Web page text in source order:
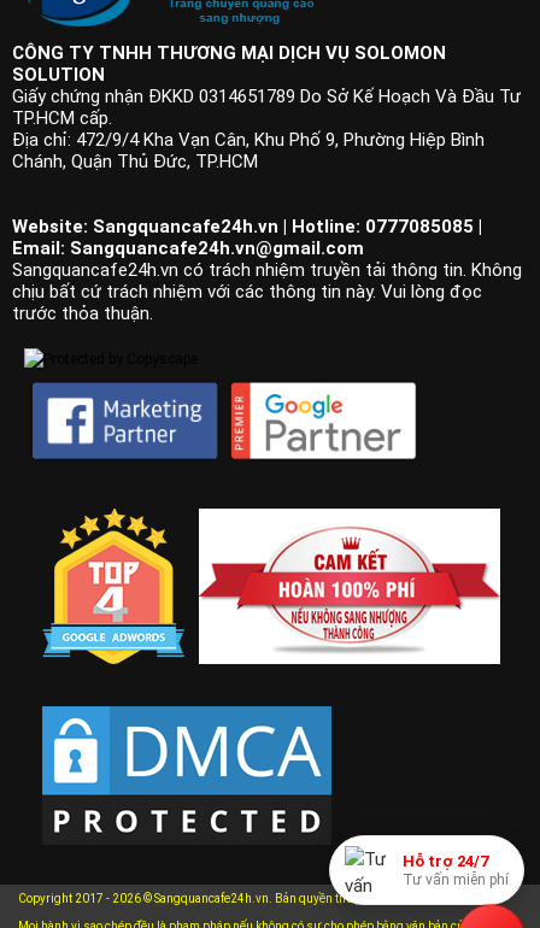
Hỗ trợ 24/7
Tư vấn miễn phí
CÔNG TY TNHH THƯƠNG MẠI DỊCH VỤ SOLOMON
SOLUTION
Giấy chứng nhận ĐKKD 0314651789 Do Sở Kế Hoạch Và Đầu Tư
TP.HCM cấp.
Địa chỉ: 472/9/4 Kha Vạn Cân, Khu Phố 9, Phường Hiệp Bình
Chánh, Quận Thủ Đức, TP.HCM
Website: Sangquancafe24h.vn | Hotline: 0777085085 |
Email: Sangquancafe24h.vn@gmail.com
Sangquancafe24h.vn có trách nhiệm truyền tải thông tin. Không
chịu bất cứ trách nhiệm với các thông tin này. Vui lòng đọc
trước thỏa thuận.
Copyright 2017 - 2026 © Sangquancafe24h.vn. Bản quyền thuộc về Sangquancafe24h.vn.